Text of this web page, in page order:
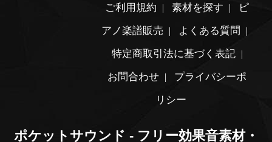
ご利用規約
素材を探す
ピ
アノ楽譜販売
よくある質問
特定商取引法に基づく表記
お問合わせ
プライバシーポ
リシー
ポケットサウンド - フリー効果音素材・